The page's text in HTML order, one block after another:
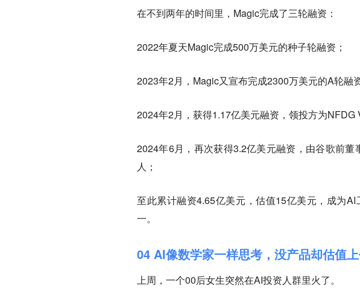
在不到两年的时间里，Magic完成了三轮融资：
2022年夏天Magic完成500万美元的种子轮融资；
2023年2月，Magic又宣布完成2300万美元的A轮融资
2024年2月，获得1.17亿美元融资，领投方为NFDG
2024年6月，再次获得3.2亿美元融资，由谷歌前
人；
至此累计融资4.65亿美元，估值15亿美元，成为
一。
04 AI像数学家一样思考，没产品却估值
上周，一个00后女生突然在AI投资人群里火了。